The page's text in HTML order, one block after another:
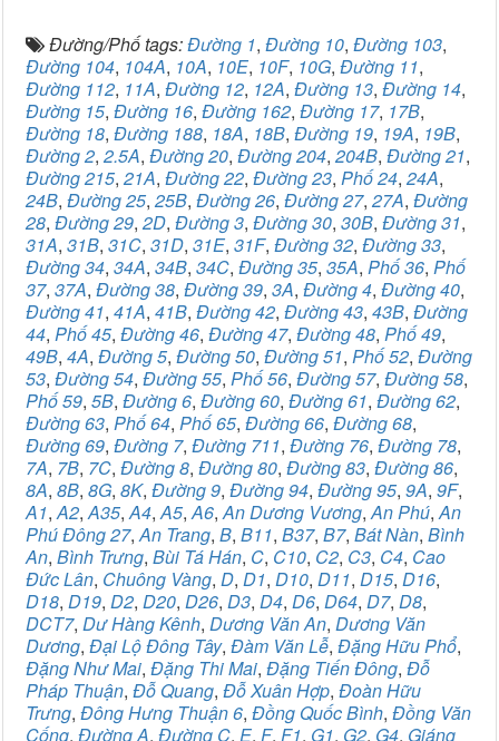
Đường/Phố tags:Đường 1, Đường 10, Đường 103,
Đường 104, 104A, 10A, 10E, 10F, 10G, Đường 11,
Đường 112, 11A, Đường 12, 12A, Đường 13, Đường 14,
Đường 15, Đường 16, Đường 162, Đường 17, 17B,
Đường 18, Đường 188, 18A, 18B, Đường 19, 19A, 19B,
Đường 2, 2.5A, Đường 20, Đường 204, 204B, Đường 21,
Đường 215, 21A, Đường 22, Đường 23, Phố 24, 24A,
24B, Đường 25, 25B, Đường 26, Đường 27, 27A, Đường
28, Đường 29, 2D, Đường 3, Đường 30, 30B, Đường 31,
31A, 31B, 31C, 31D, 31E, 31F, Đường 32, Đường 33,
Đường 34, 34A, 34B, 34C, Đường 35, 35A, Phố 36, Phố
37, 37A, Đường 38, Đường 39, 3A, Đường 4, Đường 40,
Đường 41, 41A, 41B, Đường 42, Đường 43, 43B, Đường
44, Phố 45, Đường 46, Đường 47, Đường 48, Phố 49,
49B, 4A, Đường 5, Đường 50, Đường 51, Phố 52, Đường
53, Đường 54, Đường 55, Phố 56, Đường 57, Đường 58,
Phố 59, 5B, Đường 6, Đường 60, Đường 61, Đường 62,
Đường 63, Phố 64, Phố 65, Đường 66, Đường 68,
Đường 69, Đường 7, Đường 711, Đường 76, Đường 78,
7A, 7B, 7C, Đường 8, Đường 80, Đường 83, Đường 86,
8A, 8B, 8G, 8K, Đường 9, Đường 94, Đường 95, 9A, 9F,
A1,A2,A35,A4,A5,A6,An Dương Vương,An Phú,An
Phú Đông 27,An Trang, B, B11, B37, B7, Bát Nàn, Bình
An, Bình Trưng, Bùi Tá Hán, C, C10, C2, C3, C4, Cao
Đức Lân, Chuông Vàng, D, D1, D10, D11, D15, D16,
D18, D19, D2, D20, D26, D3, D4, D6, D64, D7, D8,
DCT7, Dư Hàng Kênh, Dương Văn An, Dương Văn
Dương, Đại Lộ Đông Tây, Đàm Văn Lễ, Đặng Hữu Phổ,
Đặng Như Mai, Đặng Thi Mai, Đặng Tiến Đông, Đỗ
Pháp Thuận, Đỗ Quang, Đỗ Xuân Hợp, Đoàn Hữu
Trưng, Đông Hưng Thuận 6, Đồng Quốc Bình, Đồng Văn
Cống, Đường A, Đường C, E, F, F1, G1, G2, G4, Giáng